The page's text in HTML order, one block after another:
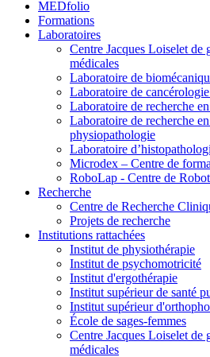
MEDfolio
Formations
Laboratoires
Centre Jacques Loiselet de
médicales
Laboratoire de
Laboratoire de
Laboratoire de recherche
Laboratoire de recherche
physiopathologie
Laboratoire
Microdex – Centre de
RoboLap - Centre de
Recherche
Centre de Recherche
Projets de recherche
Institutions rattachées
Institut de physiothérapie
Institut de psychomotricité
Institut d'ergothérapie
Institut supérieur de santé
Institut supérieur
École de sages-femmes
Centre Jacques Loiselet de
médicales